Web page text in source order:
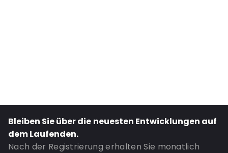
Content in ml: 400
Header: 30
Bleiben Sie über die neuesten Entwicklungen auf
dem Laufenden.
Nach der Registrierung erhalten Sie monatlich